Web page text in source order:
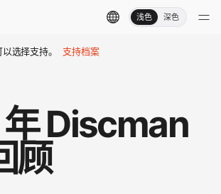
浅色 深色
选择支持。 支持档案
Discman
顾